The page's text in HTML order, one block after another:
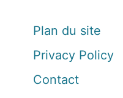
Plan du site
Privacy Policy
Contact